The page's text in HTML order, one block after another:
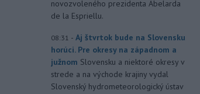
novozvoleného prezidenta Abelarda
de la Espriellu.
08:31 - Aj štvrtok bude na Slovensku
horúci. Pre okresy na západnom a
južnom Slovensku a niektoré okresy v
strede a na východe krajiny vydal
Slovenský hydrometeorologický ústav